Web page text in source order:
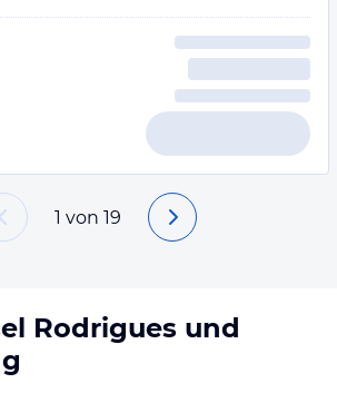
1 von 19
Rodrigues und